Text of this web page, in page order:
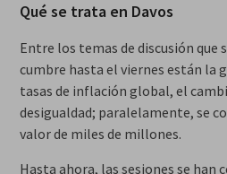
Qué se trata en Davos
Entre los temas de discusión que
cumbre hasta el viernes están la
tasas de inflación global, el
desigualdad; paralelamente, se
valor de miles de millones.
Hasta ahora, las sesiones se han